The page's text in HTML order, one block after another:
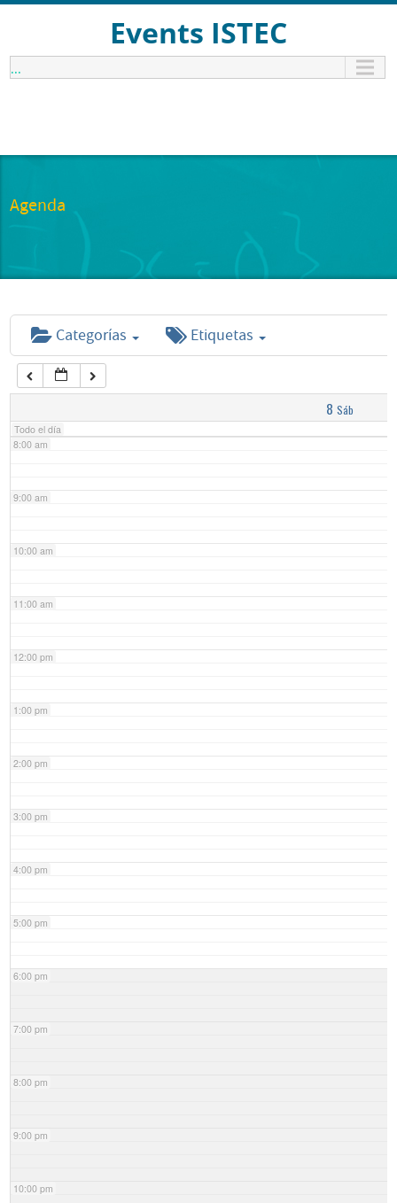
Events ISTEC
...
Agenda
Categorías Etiquetas
8 Sáb
Todo el día
1:00 am
6:00 am
7:00 am
8:00 am
9:00 am
10:00 am
11:00 am
12:00 pm
1:00 pm
2:00 pm
3:00 pm
4:00 pm
5:00 pm
6:00 pm
7:00 pm
8:00 pm
9:00 pm
10:00 pm